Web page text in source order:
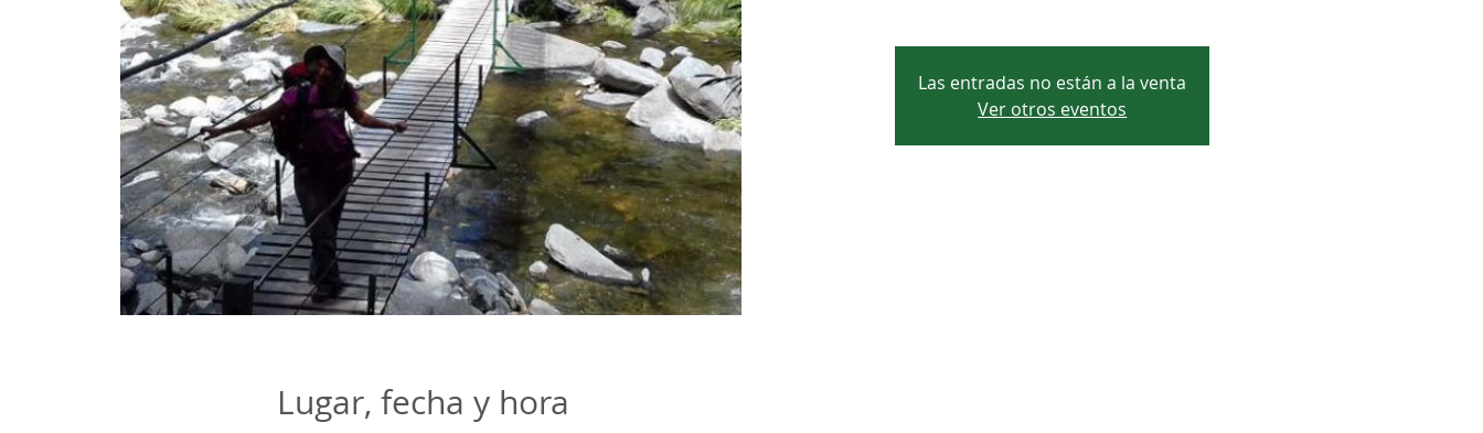
Las entradas no están a la venta
Ver otros eventos
Lugar, fecha y hora